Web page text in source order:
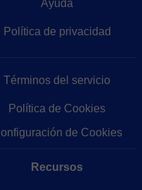
Ayuda
Política de privacidad
Términos del servicio
Política de Cookies
de Cookies
Recursos